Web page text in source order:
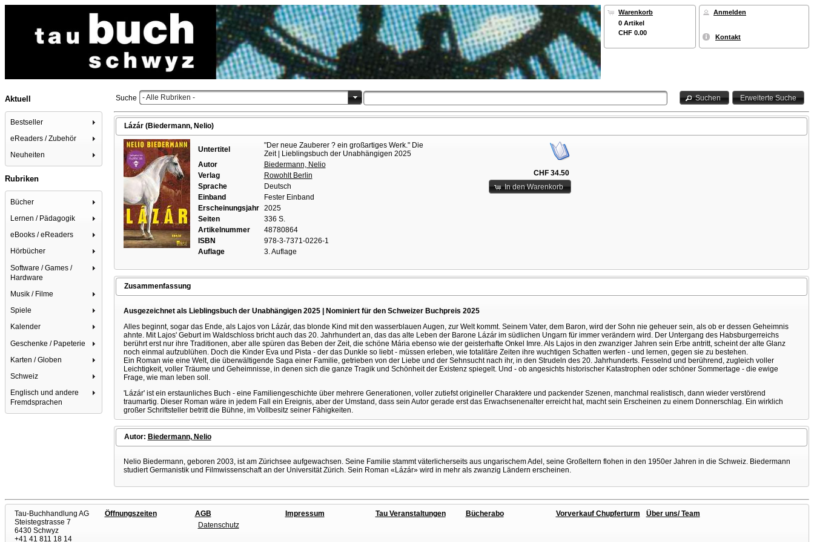
Warenkorb
0 Artikel
CHF 0.00
Anmelden
Kontakt
Aktuell
Bestseller
eReaders / Zubehör
Neuheiten
Rubriken
Bücher
Lernen / Pädagogik
eBooks / eReaders
Hörbücher
Software / Games /
Hardware
Musik / Filme
Spiele
Kalender
Geschenke / Papeterie
Karten / Globen
Schweiz
Englisch und andere
Fremdsprachen
Suche - Alle Rubriken - Suchen Erweiterte Suche
Lázár (Biedermann, Nelio)
Untertitel
"Der neue Zauberer ? ein großartiges Werk." Die
Zeit | Lieblingsbuch der Unabhängigen 2025
Autor
Biedermann, Nelio
Verlag
Rowohlt Berlin
Sprache
Deutsch
Einband
Fester Einband
Erscheinungsjahr
2025
Seiten
336 S.
Artikelnummer
48780864
ISBN
978-3-7371-0226-1
Auflage
3. Auflage
CHF 34.50
In den Warenkorb
Zusammenfassung
Ausgezeichnet als Lieblingsbuch der Unabhängigen 2025 | Nominiert für den Schweizer Buchpreis 2025
Alles beginnt, sogar das Ende, als Lajos von Lázár, das blonde Kind mit den wasserblauen Augen, zur Welt kommt. Seinem Vater, dem Baron, wird der Sohn nie geheuer sein, als ob er dessen Geheimnis
ahnte. Mit Lajos' Geburt im Waldschloss bricht auch das 20. Jahrhundert an, das das alte Leben der Barone Lázár im südlichen Ungarn für immer verändern wird. Der Untergang des Habsburgerreichs
berührt erst nur ihre Traditionen, aber alle spüren das Beben der Zeit, die schöne Mária ebenso wie der geisterhafte Onkel Imre. Als Lajos in den zwanziger Jahren sein Erbe antritt, scheint der alte Glanz
noch einmal aufzublühen. Doch die Kinder Eva und Pista - der das Dunkle so liebt - müssen erleben, wie totalitäre Zeiten ihre wuchtigen Schatten werfen - und lernen, gegen sie zu bestehen.
Ein Roman wie eine Welt, die überwältigende Saga einer Familie, getrieben von der Liebe und der Sehnsucht nach ihr, in den Strudeln des 20. Jahrhunderts. Fesselnd und berührend, zugleich voller
Leichtigkeit, voller Träume und Geheimnisse, in denen sich die ganze Tragik und Schönheit der Existenz spiegelt. Und - ob angesichts historischer Katastrophen oder schöner Sommertage - die ewige
Frage, wie man leben soll.
'Lázár' ist ein erstaunliches Buch - eine Familiengeschichte über mehrere Generationen, voller zutiefst origineller Charaktere und packender Szenen, manchmal realistisch, dann wieder verstörend
traumartig. Dieser Roman wäre in jedem Fall ein Ereignis, aber der Umstand, dass sein Autor gerade erst das Erwachsenenalter erreicht hat, macht sein Erscheinen zu einem Donnerschlag. Ein wirklich
großer Schriftsteller betritt die Bühne, im Vollbesitz seiner Fähigkeiten.
Autor: Biedermann, Nelio
Nelio Biedermann, geboren 2003, ist am Zürichsee aufgewachsen. Seine Familie stammt väterlicherseits aus ungarischem Adel, seine Großeltern flohen in den 1950er Jahren in die Schweiz. Biedermann
studiert Germanistik und Filmwissenschaft an der Universität Zürich. Sein Roman «Lázár» wird in mehr als zwanzig Ländern erscheinen.
Tau-Buchhandlung AG
Steistegstrasse 7
6430 Schwyz
+41 41 811 18 14
Öffnungszeiten
AGB
Datenschutz
Impressum Tau Veranstaltungen Bücherabo Vorverkauf Chupferturm Über uns/ Team